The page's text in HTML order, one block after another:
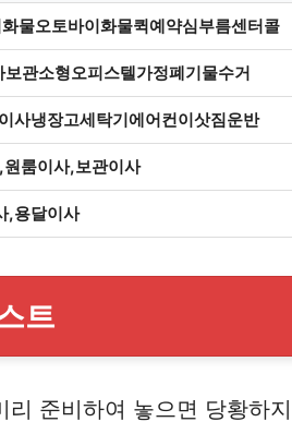
물오토바이화물퀵예약심부름센터콜
관소형오피스텔가정폐기물수거
사냉장고세탁기에어컨이삿짐운반
룸이사,보관이사
,용달이사
트
리 준비하여 놓으면 당황하